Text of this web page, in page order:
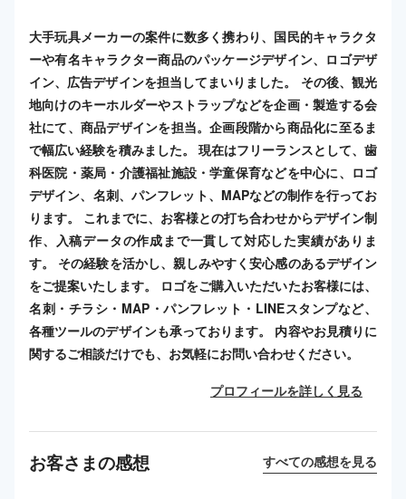
大手玩具メーカーの案件に数多く携わり、国民的キャラクタ
ーや有名キャラクター商品のパッケージデザイン、ロゴデザ
イン、広告デザインを担当してまいりました。 その後、観光
地向けのキーホルダーやストラップなどを企画・製造する会
社にて、商品デザインを担当。企画段階から商品化に至るま
で幅広い経験を積みました。 現在はフリーランスとして、歯
科医院・薬局・介護福祉施設・学童保育などを中心に、ロゴ
デザイン、名刺、パンフレット、MAPなどの制作を行ってお
ります。 これまでに、お客様との打ち合わせからデザイン制
作、入稿データの作成まで一貫して対応した実績がありま
す。 その経験を活かし、親しみやすく安心感のあるデザイン
をご提案いたします。 ロゴをご購入いただいたお客様には、
名刺・チラシ・MAP・パンフレット・LINEスタンプなど、
各種ツールのデザインも承っております。 内容やお見積りに
関するご相談だけでも、お気軽にお問い合わせください。
プロフィールを詳しく見る
お客さまの感想 すべての感想を見る